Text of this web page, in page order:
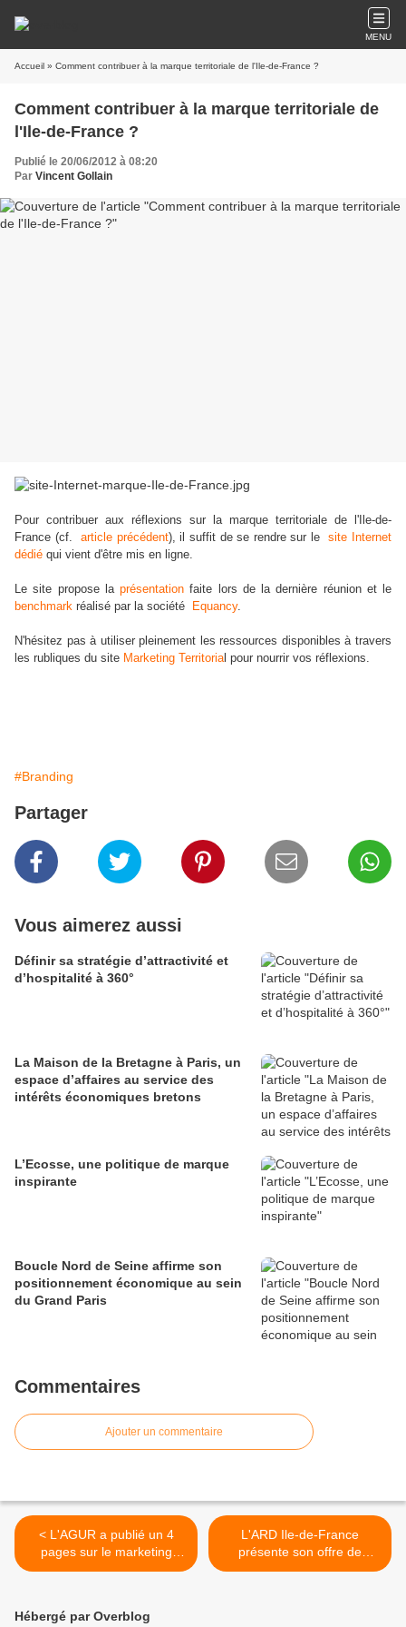
MENU
Accueil » Comment contribuer à la marque territoriale de l'Ile-de-France ?
Comment contribuer à la marque territoriale de
l'Ile-de-France ?
Publié le 20/06/2012 à 08:20
Par Vincent Gollain
Pour contribuer aux réflexions sur la marque territoriale de l'Ile-de-
France (cf.
article précédent), il suffit de se rendre sur le
site Internet
dédié qui vient d'être mis en ligne.
Le site propose la présentation faite lors de la dernière réunion et le
benchmark réalisé par la société Equancy.
N'hésitez pas à utiliser pleinement les ressources disponibles à travers
les rubliques du site Marketing Territorial pour nourrir vos réflexions.
#Branding
Partager
Vous aimerez aussi
Définir sa stratégie d’attractivité et
d’hospitalité à 360°
La Maison de la Bretagne à Paris, un
espace d’affaires au service des
intérêts économiques bretons
L’Ecosse, une politique de marque
inspirante
Boucle Nord de Seine affirme son
positionnement économique au sein
du Grand Paris
Commentaires
Ajouter un commentaire
< L'AGUR a publié un 4
pages sur le marketing
territorial
L'ARD Ile-de-France
présente son offre de
services en vidéo >
Hébergé par Overblog